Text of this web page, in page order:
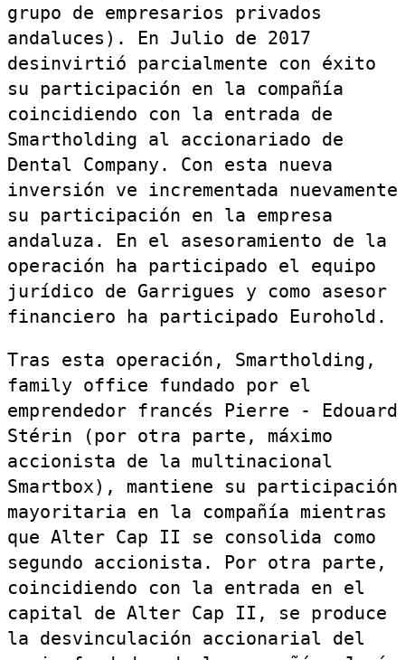
grupo de empresarios privados
andaluces). En Julio de 2017
desinvirtió parcialmente con éxito
su participación en la compañía
coincidiendo con la entrada de
Smartholding al accionariado de
Dental Company. Con esta nueva
inversión ve incrementada nuevamente
su participación en la empresa
andaluza. En el asesoramiento de la
operación ha participado el equipo
jurídico de Garrigues y como asesor
financiero ha participado Eurohold.
Tras esta operación, Smartholding,
family office fundado por el
emprendedor francés Pierre ‐ Edouard
Stérin (por otra parte, máximo
accionista de la multinacional
Smartbox), mantiene su participación
mayoritaria en la compañía mientras
que Alter Cap II se consolida como
segundo accionista. Por otra parte,
coincidiendo con la entrada en el
capital de Alter Cap II, se produce
la desvinculación accionarial del